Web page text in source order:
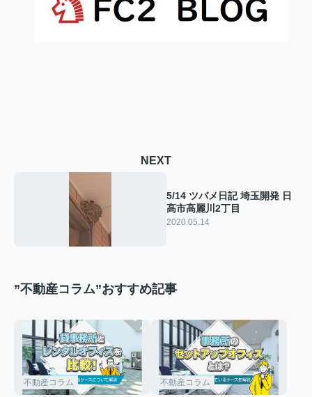
NEXT
5/14 ツバメ日記 埼玉開発 日
高市高麗川2丁目
2020.05.14
”不動産コラム”おすすめ記事
不動産コラム 不動産コラム